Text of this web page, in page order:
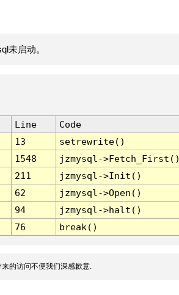
未启动。
Line
Code
13
setrewrite()
1548
jzmysql-
211
jzmysql->Init()
62
jzmysql->Open()
94
jzmysql->halt()
76 break()
的访问不便我们深感歉意.